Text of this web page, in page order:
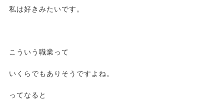
私は好きみたいです。
こういう職業って
いくらでもありそうですよね。
ってなると